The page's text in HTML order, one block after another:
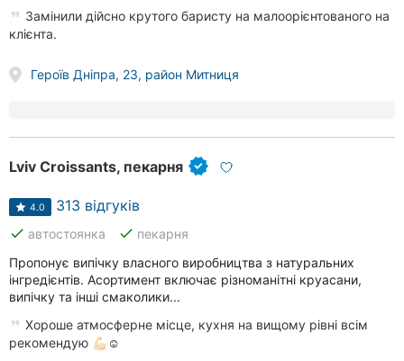
Замінили дійсно крутого баристу на малоорієнтованого на
клієнта.
Героїв Дніпра, 23, район Митниця
Lviv Croissants, пекарня
4.0 313 відгуків
done автостоянка done пекарня
Пропонує випічку власного виробництва з натуральних
інгредієнтів. Асортимент включає різноманітні круасани,
випічку та інші смаколики...
Хороше атмосферне місце, кухня на вищому рівні всім
рекомендую 💪🏻☺️